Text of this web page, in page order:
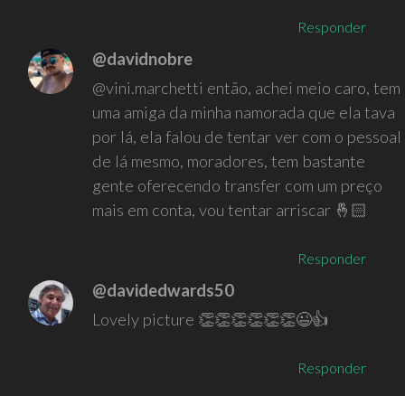
Responder
@davidnobre
@vini.marchetti então, achei meio caro, tem
uma amiga da minha namorada que ela tava
por lá, ela falou de tentar ver com o pessoal
de lá mesmo, moradores, tem bastante
gente oferecendo transfer com um preço
mais em conta, vou tentar arriscar 🤞🏻
Responder
@davidedwards50
Lovely picture 👏👏👏👏👏👏😉👍
Responder